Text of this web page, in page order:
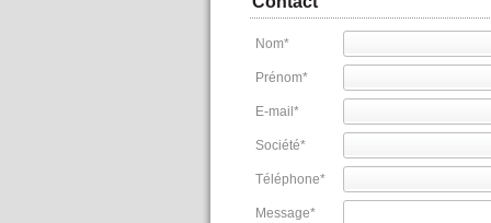
Nom*
Prénom*
E-mail *
Société*
Téléphone*
Message*